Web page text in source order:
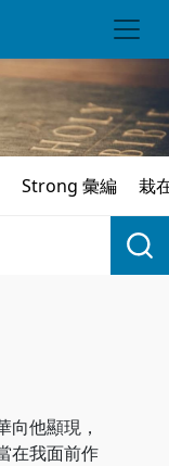
Strong 彙編 栽
向他顯現，
在我面前作